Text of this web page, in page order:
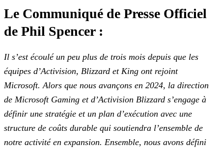
Le Communiqué de Presse Officiel
de Phil Spencer :
Il s’est écoulé un peu plus de trois mois depuis que les
équipes d’Activision, Blizzard et King ont rejoint
Microsoft. Alors que nous avançons en 2024, la direction
de Microsoft Gaming etd’Activision Blizzard s’engage à
définir une stratégie et un plan d’exécution avec une
structure de coûts durable qui soutiendra l’ensemble de
notre activité en expansion. Ensemble, nous avons défini